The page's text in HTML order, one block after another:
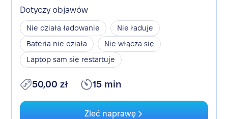
Dotyczy objawów
Nie działa ładowanie
Nie ładuje
Bateria nie działa
Nie włącza się
Laptop sam się restartuje
50,00 zł 15 min
Zleć naprawę